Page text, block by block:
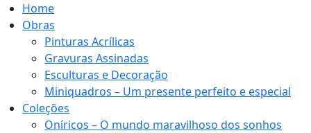
Home
Obras
Pinturas Acrílicas
Gravuras Assinadas
Esculturas e Decoração
Miniquadros – Um presente perfeito e especial
Coleções
Oníricos – O mundo maravilhoso dos sonhos